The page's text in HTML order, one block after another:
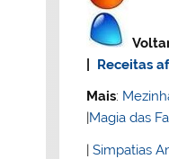
Receitas
Mais:
|Magia das
|Simpatias